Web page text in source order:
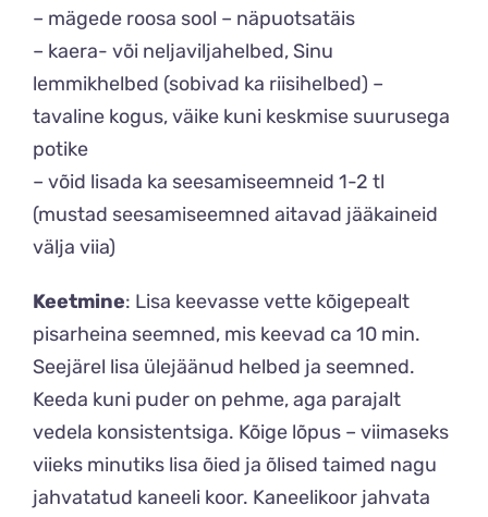
– mägede roosa sool – näpuotsatäis
– kaera- või neljaviljahelbed, Sinu
lemmikhelbed (sobivad ka riisihelbed) –
tavaline kogus, väike kuni keskmise suurusega
potike
– võid lisada ka seesamiseemneid 1-2 tl
(mustad seesamiseemned aitavad jääkaineid
välja viia)
Keetmine: Lisa keevasse vette kõigepealt
pisarheina seemned, mis keevad ca 10 min.
Seejärel lisa ülejäänud helbed ja seemned.
Keeda kuni puder on pehme, aga parajalt
vedela konsistentsiga. Kõige lõpus – viimaseks
viieks minutiks lisa õied ja õlised taimed nagu
jahvatatud kaneeli koor. Kaneelikoor jahvata